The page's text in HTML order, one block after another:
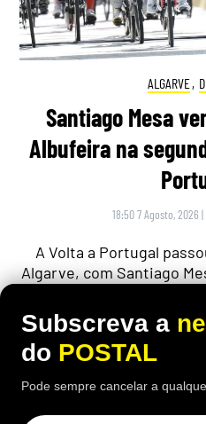
ALGARVE,
Santiago Mesa
Albufeira na
18:50 7 Agosto, 2026 |
A Volta a Portugal
Algarve, com Santiago
Subscreva a
do POSTAL
Pode sempre cancelar a